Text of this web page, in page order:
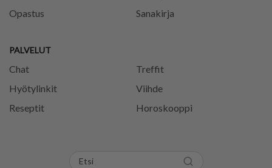
Opastus
PALVELUT
Chat
Treffit
Hyötylinkit
Viihde
Reseptit
Horoskooppi
Sanakirja